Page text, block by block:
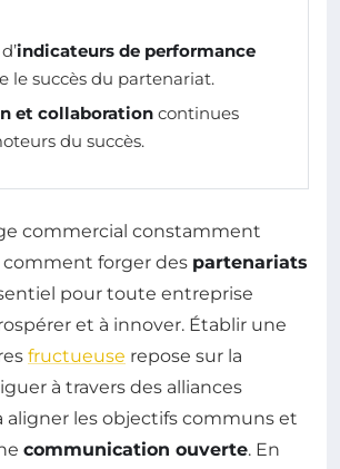
indicateurs de performance
le succès du partenariat.
et collaboration continues
du succès.
commercial constamment
comment forger des partenariats
pour toute entreprise
et à innover. Établir une
fructueuse repose sur la
à travers des alliances
aligner les objectifs communs et
communication ouverte. En